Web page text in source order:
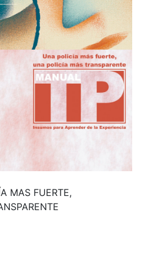
MAS FUERTE,